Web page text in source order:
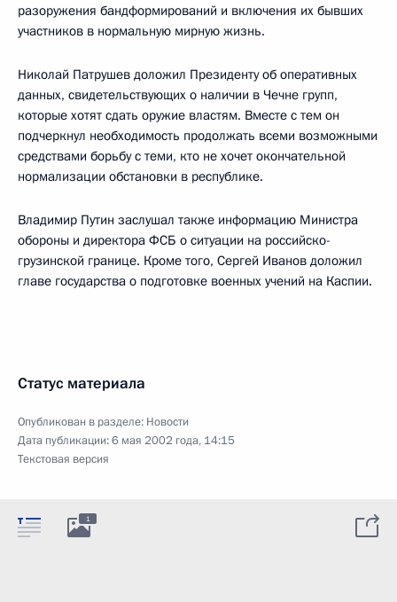
разоружения бандформирований и включения их бывших
участников в нормальную мирную жизнь.
Николай Патрушев доложил Президенту об оперативных
данных, свидетельствующих о наличии в Чечне групп,
которые хотят сдать оружие властям. Вместе с тем он
подчеркнул необходимость продолжать всеми возможными
средствами борьбу с теми, кто не хочет окончательной
нормализации обстановки в республике.
Владимир Путин заслушал также информацию Министра
обороны и директора ФСБ о ситуации на российско-
грузинской границе. Кроме того, Сергей Иванов доложил
главе государства о подготовке военных учений на Каспии.
Статус материала
Опубликован в разделе: Новости
Дата публикации:6 мая 2002 года, 14:15
Текстовая версия
1